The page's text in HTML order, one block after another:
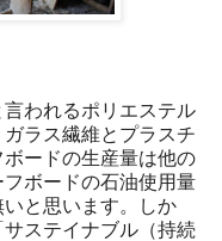
われるポリエステル
ラス繊維とプラスチ
ードの生産量は他の
ボードの石油使用量
と思います。しか
ステイナブル（持続